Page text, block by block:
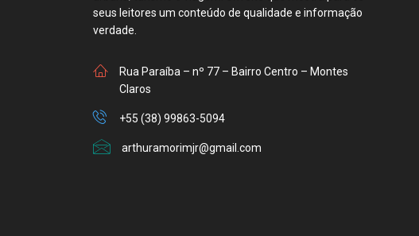
seus leitores um conteúdo de qualidade e informação
verdade.
Rua Paraíba – nº 77 – Bairro Centro – Montes
Claros
+55 (38) 99863-5094
arthuramorimjr@gmail.com